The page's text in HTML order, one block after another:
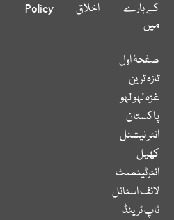
کے بارے
میں
اخلاق Policy
صفحۂ اول
تازہ ترین
غزہ لہو لہو
پاکستان
انٹر نیشنل
کھیل
انٹرٹینمنٹ
لائف اسٹائل
ٹاپ ٹرینڈ